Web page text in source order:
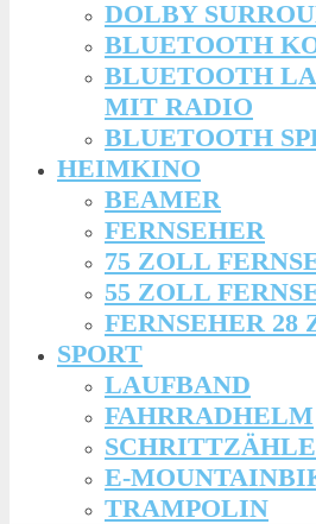
DOLBY
BLUETOOTH
BLUETOOTH
MIT RADIO
BLUETOOTH
HEIMKINO
BEAMER
FERNSEHER
75 ZOLL
55 ZOLL
FERNSEHER 28
SPORT
LAUFBAND
FAHRRADHELM
E-
TRAMPOLIN